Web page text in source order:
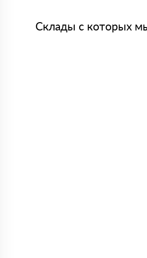
Склады с которых